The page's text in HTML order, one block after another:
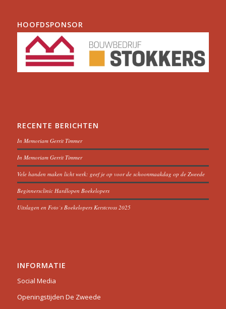
HOOFDSPONSOR
RECENTE BERICHTEN
In Memoriam Gerrit Timmer
In Memoriam Gerrit Timmer
Vele handen maken licht werk: geef je op voor de schoonmaakdag op de Zweede
Beginnersclinic Hardlopen Boekelopers
Uitslagen en Foto´s Boekelopers Kerstcross 2025
INFORMATIE
Social Media
Openingstijden De Zweede